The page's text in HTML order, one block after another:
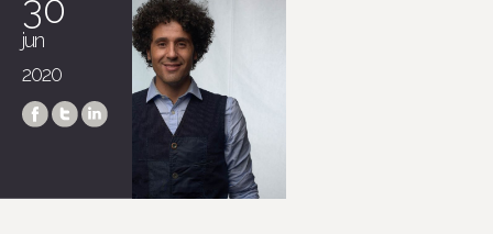
30
jun
2020